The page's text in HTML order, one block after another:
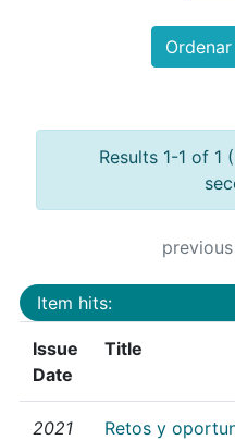
Results 1-1 of 1
previous
Item hits:
Issue
Date
Title
2021
Retos y